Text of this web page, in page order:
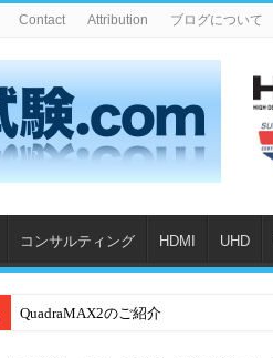
Contact Attribution ブログについて
コンサルティング HDMI UHD
QuadraMAX2のご紹介